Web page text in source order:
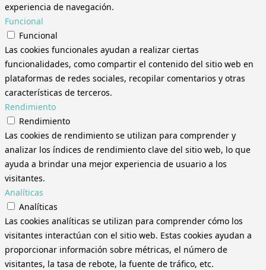
experiencia de navegación.
Funcional
Funcional
Las cookies funcionales ayudan a realizar ciertas
funcionalidades, como compartir el contenido del sitio web en
plataformas de redes sociales, recopilar comentarios y otras
características de terceros.
Rendimiento
Rendimiento
Las cookies de rendimiento se utilizan para comprender y
analizar los índices de rendimiento clave del sitio web, lo que
ayuda a brindar una mejor experiencia de usuario a los
visitantes.
Analíticas
Analíticas
Las cookies analíticas se utilizan para comprender cómo los
visitantes interactúan con el sitio web. Estas cookies ayudan a
proporcionar información sobre métricas, el número de
visitantes, la tasa de rebote, la fuente de tráfico, etc.